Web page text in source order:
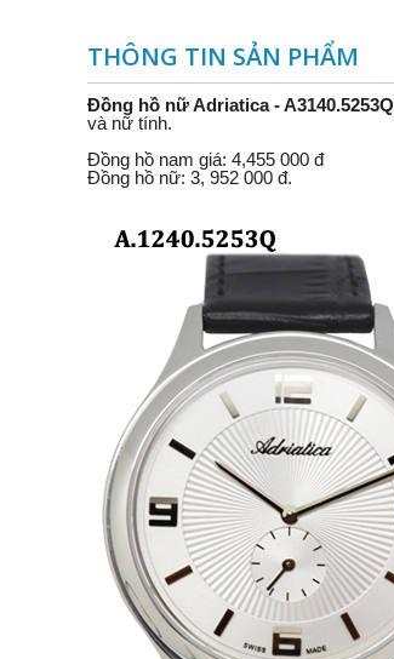
THÔNG TIN SẢN PHẨM
Đồng hồ nữ Adriatica - A3140.5253Q
và nữ tính.
Đồng hồ nam giá: 4,455 000 đ
Đồng hồ nữ: 3, 952 000 đ.